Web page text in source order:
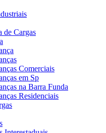
de Cargas
Comerciais
em Sp
na Barra Funda
Residenciais